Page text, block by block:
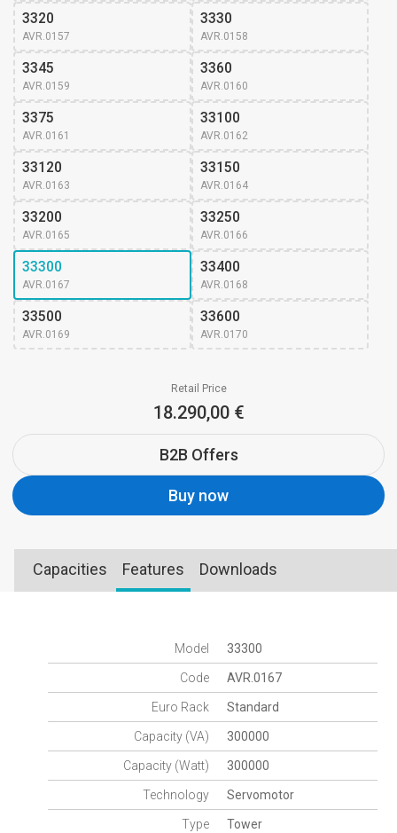
3320
AVR.0157
3330
AVR.0158
3345
AVR.0159
3360
AVR.0160
3375
AVR.0161
33100
AVR.0162
33120
AVR.0163
33150
AVR.0164
33200
AVR.0165
33250
AVR.0166
33300
AVR.0167
33400
AVR.0168
33500
AVR.0169
33600
AVR.0170
Retail Price
18.290,00 €
B2B Offers
Buy now
Capacities Features Downloads
Model 33300
Code AVR.0167
Euro Rack Standard
Capacity (VA) 300000
Capacity (Watt) 300000
Technology Servomotor
Type Tower